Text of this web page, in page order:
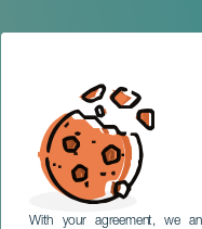
With your agreement, we